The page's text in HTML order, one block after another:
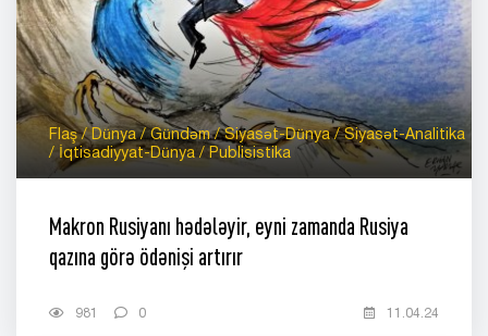
Flaş / Dünya / Gündəm / Siyasət-Dünya / Siyasət-Analitika
/ İqtisadiyyat-Dünya / Publisistika
Makron Rusiyanı hədələyir, eyni zamanda Rusiya
qazına görə ödənişi artırır
981 0 11.04.24